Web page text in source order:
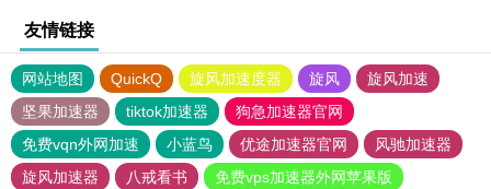
友情链接
网站地图 QuickQ 旋风加速度器 旋风
旋风加速
坚果加速器
tiktok加速器
狗急加速器官网
免费vqn外网加速
小蓝鸟 优途加速器官网
风驰加速器
旋风加速器
八戒看书
免费vps加速器外网苹果版